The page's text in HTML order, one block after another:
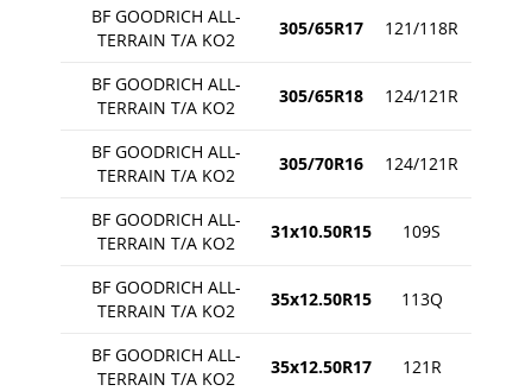
BF GOODRICH ALL-
TERRAIN T/A KO2
305/65R17 121/118R
BF GOODRICH ALL-
TERRAIN T/A KO2
305/65R18 124/121R
BF GOODRICH ALL-
TERRAIN T/A KO2
305/70R16 124/121R
BF GOODRICH ALL-
TERRAIN T/A KO2
31x10.50R15 109S
BF GOODRICH ALL-
TERRAIN T/A KO2
35x12.50R15 113Q
BF GOODRICH ALL-
TERRAIN T/A KO2
35x12.50R17 121R